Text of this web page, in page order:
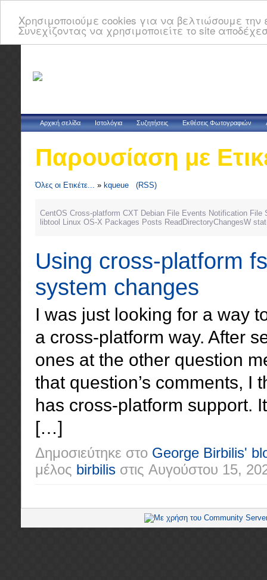
Χρησιμοποιούμε cookies για να βελτιώσουμε
Συνεχίζοντας να χρησιμοποιείτε το site
Αρχική σελίδα Ιστολόγια Συζητήσεις Εκθέσεις Φωτογραφιών
Παρουσίαση με
Όλες οι Ετικέτε... » kqueue (RSS)
CentOS Cross-platform CXT Debian File Events Notification File
libtool Linux OS-X Packages Posts ReadDirectoryChangesW
Using cross-platform
system changes
I was just looking for a way
a cross-platform way. After
ones at the other question
that question’s comments, I
has cross-platform support.
[…]
Δημοσιεύτηκε στο George Birbilis'
μέλος birbilis στις Αυγούστου 15,